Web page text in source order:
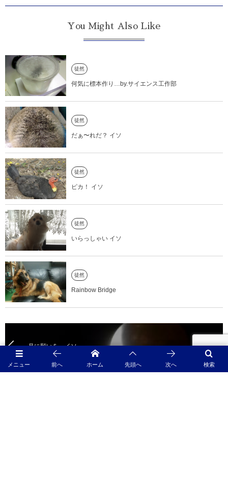
You Might Also Like
徒然
何気に標本作り…by.サイエンス工作部
徒然
だぁ〜れだ？ イソ
徒然
ピカ！ イソ
徒然
いらっしゃい イソ
徒然
Rainbow Bridge
月に願いを イソ
メニュー 検索
前へ ホーム 先頭へ 次へ